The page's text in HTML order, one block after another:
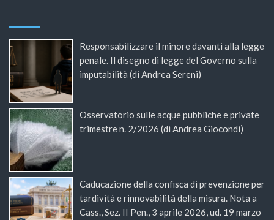
Responsabilizzare il minore davanti alla legge
penale. Il disegno di legge del Governo sulla
imputabilità (di Andrea Sereni)
Osservatorio sulle acque pubbliche e private
trimestre n. 2/2026 (di Andrea Giocondi)
Caducazione della confisca di prevenzione per
tardività e rinnovabilità della misura. Nota a
Cass., Sez. II Pen., 3 aprile 2026, ud. 19 marzo